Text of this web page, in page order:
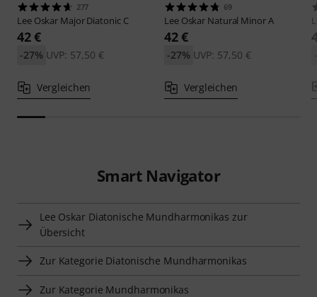
277
Lee Oskar Major Diatonic C
42 €
UVP: 57,50 €
-27%
Vergleichen
69
Lee Oskar Natural Minor A
42 €
UVP: 57,50 €
-27%
Vergleichen
Smart Navigator
Lee Oskar Diatonische Mundharmonikas zur
Übersicht
Zur Kategorie Diatonische Mundharmonikas
Zur Kategorie Mundharmonikas